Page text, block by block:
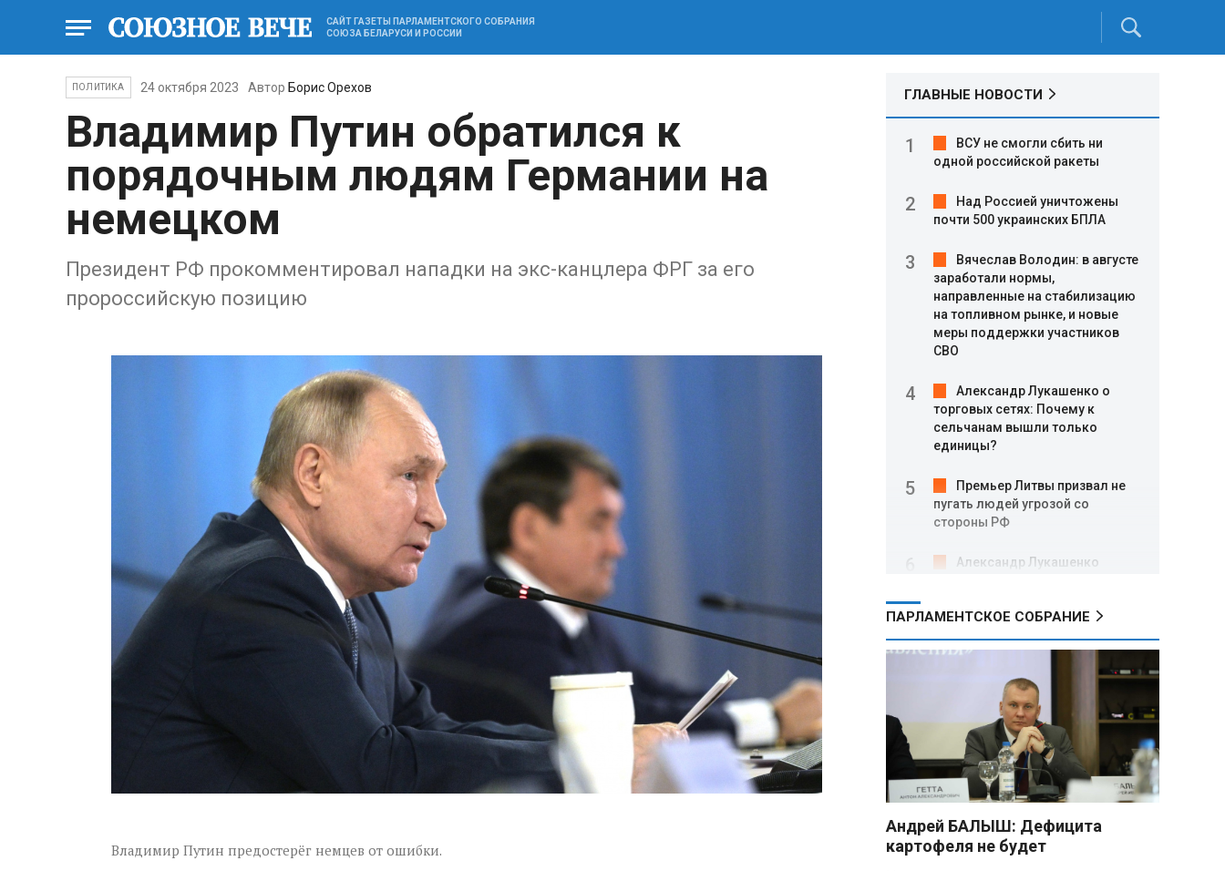
САЙТ ГАЗЕТЫ ПАРЛАМЕНТСКОГО СОБРАНИЯ
СОЮЗА БЕЛАРУСИ И РОССИИ
ПОЛИТИКА 24 октября 2023 Автор Борис Орехов
Владимир Путин обратился к
порядочным людям Германии на
немецком
Президент РФ прокомментировал нападки на экс-канцлера ФРГ за его
пророссийскую позицию
Владимир Путин предостерёг немцев от ошибки.
ГЛАВНЫЕ НОВОСТИ
ВСУ не смогли сбить ни
одной российской ракеты
Над Россией уничтожены
почти 500 украинских БПЛА
Вячеслав Володин: в августе
заработали нормы,
направленные на стабилизацию
на топливном рынке, и новые
меры поддержки участников
СВО
Александр Лукашенко о
торговых сетях: Почему к
сельчанам вышли только
единицы?
Премьер Литвы призвал не
пугать людей угрозой со
стороны РФ
Александр Лукашенко
НАТО
В Белгородской области при
новых атаках ВСУ пострадали
еще четыре человека
Александр Лукашенко о
работе Белкоопсоюза: «Если это
так, это жуть»
самых популярных зарубежных
городов у российских туристов
ПАРЛАМЕНТСКОЕ СОБРАНИЕ
Андрей БАЛЫШ: Дефицита
картофеля не будет